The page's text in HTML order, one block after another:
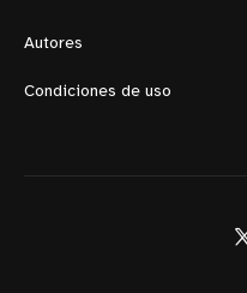
Autores
Condiciones de uso